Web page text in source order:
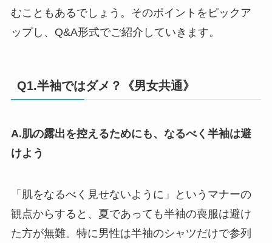
むこともあるでしょう。そのポイントをピックア
ップし、Q&A形式でご紹介していきます。
Q1.半袖ではダメ？《男女共通》
A.肌の露出を控えるためにも、なるべく半袖は避
けよう
「肌をなるべく見せないように」というマナーの
観点からすると、夏であっても半袖の喪服は避け
た方が無難。特に男性は半袖のシャツだけで参列